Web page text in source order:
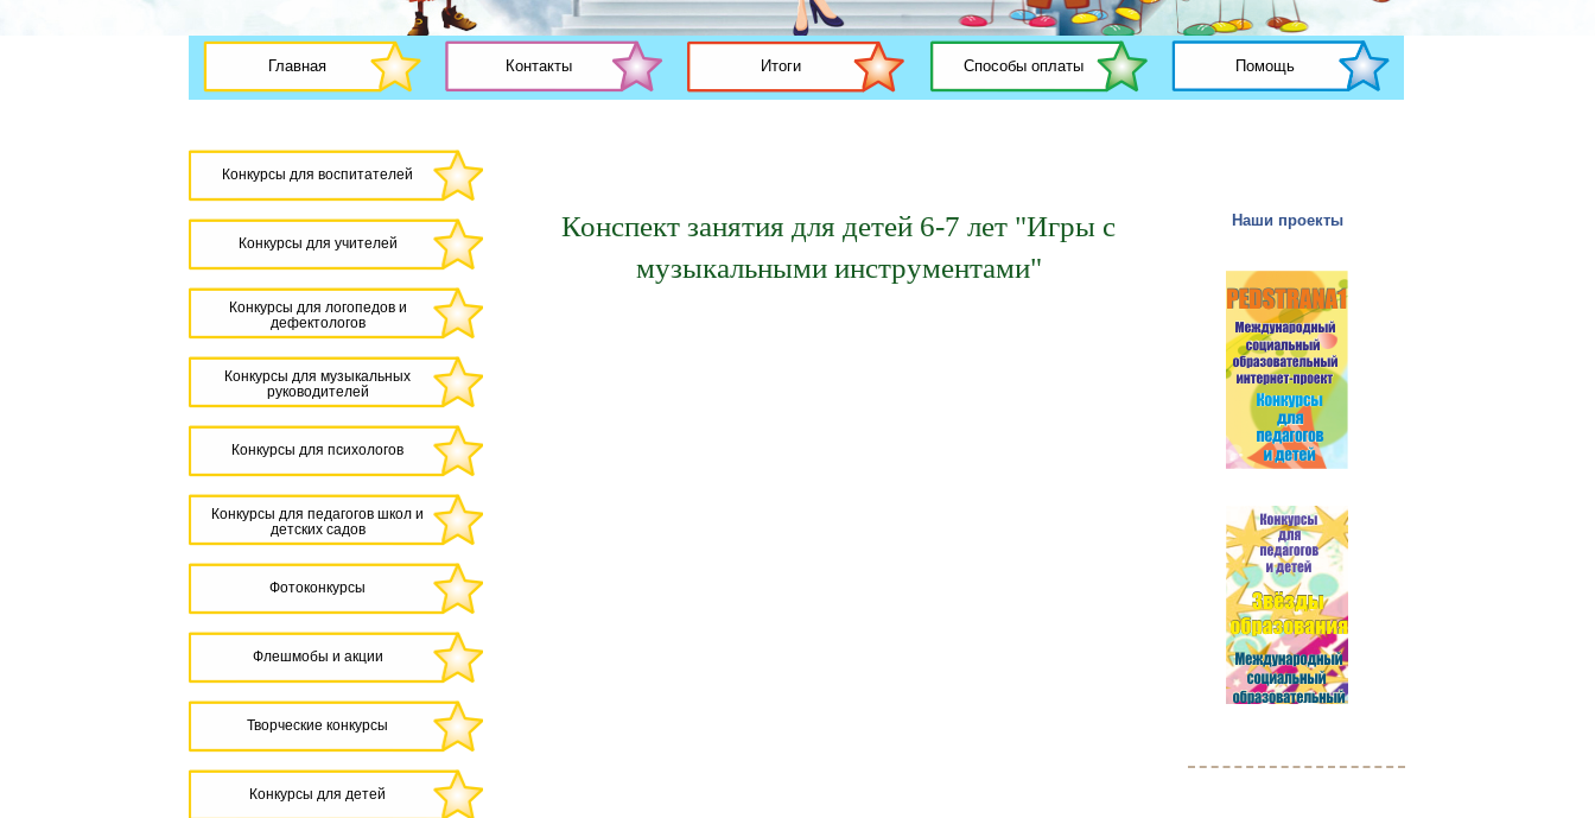
Главная Контакты Итоги Способы оплаты Помощь
Конкурсы для воспитателей
Конкурсы для учителей
Конкурсы для логопедов и
дефектологов
Конкурсы для музыкальных
руководителей
Конкурсы для психологов
Конкурсы для педагогов школ и
детских садов
Фотоконкурсы
Флешмобы и акции
Творческие конкурсы
Конкурсы для детей
Наши проекты
Конспект занятия для детей 6-7 лет "Игры с
музыкальными инструментами"